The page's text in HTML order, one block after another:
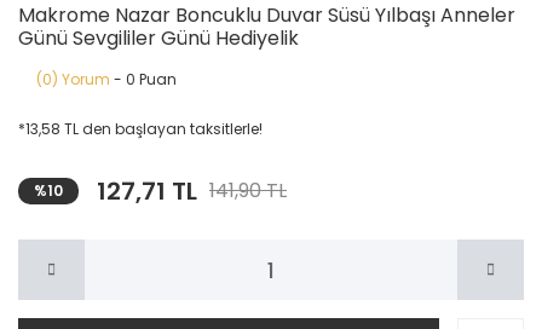
Makrome Nazar Boncuklu Duvar Süsü Yılbaşı Anneler
Günü Sevgililer Günü Hediyelik
(0) Yorum - 0 Puan
*13,58 TL den başlayan taksitlerle!
%10 127,71 TL 141,90 TL